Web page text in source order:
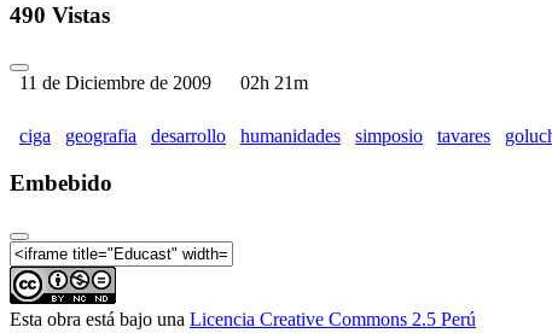
490 Vistas
11 de Diciembre de 2009 02h 21m
ciga geografia desarrollo humanidades simposio tavares
Embebido
Esta obra está bajo una Licencia Creative Commons 2.5 Perú